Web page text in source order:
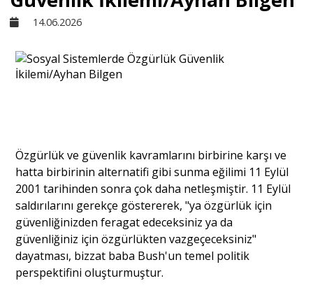
Kültür - Sanat
Dünya
Yorum - Analiz
Söyleşi
14.06.2026
Özgürlük ve güvenlik kavramlarını birbirine karşı ve
hatta birbirinin alternatifi gibi sunma eğilimi 11 Eylül
2001 tarihinden sonra çok daha netleşmiştir. 11 Eylül
saldırılarını gerekçe göstererek, "ya özgürlük için
güvenliğinizden feragat edeceksiniz ya da
güvenliğiniz için özgürlükten vazgeçeceksiniz"
dayatması, bizzat baba Bush'un temel politik
perspektifini oluşturmuştur.